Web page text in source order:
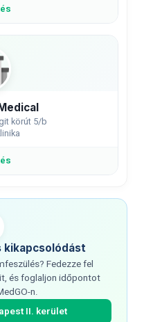
körút 5/b
kikapcsolódást
Fedezze fel
és foglaljon időpontot
n.
II. kerület